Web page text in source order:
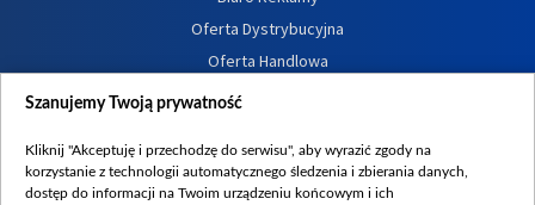
Oferta Dystrybucyjna
Oferta Handlowa
Dostępność
Procedura zgłoszeń wewnętrznych
Szanujemy Twoją prywatność
Kliknij "Akceptuję i przechodzę do serwisu", aby wyrazić zgody na
korzystanie z technologii automatycznego śledzenia i zbierania danych,
dostęp do informacji na Twoim urządzeniu końcowym i ich